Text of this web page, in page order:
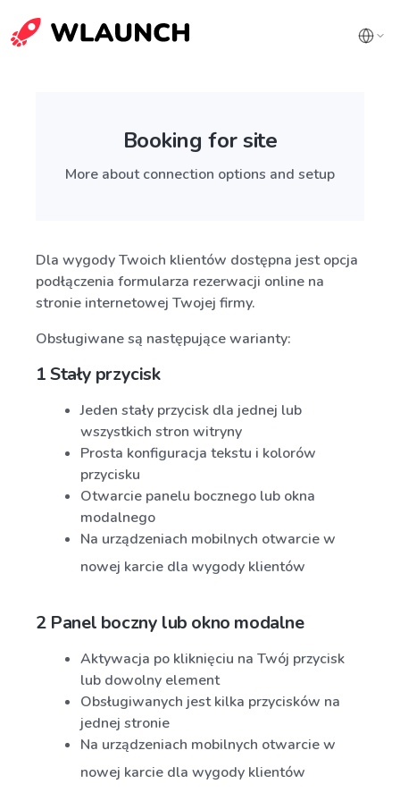
Booking for site
More about connection options and setup
Dla wygody Twoich klientów dostępna jest opcja
podłączenia formularza rezerwacji online na
stronie internetowej Twojej firmy.
Obsługiwane są następujące warianty:
1 Stały przycisk
Jeden stały przycisk dla jednej lub
wszystkich stron witryny
Prosta konfiguracja tekstu i kolorów
przycisku
Otwarcie panelu bocznego lub okna
modalnego
Na urządzeniach mobilnych otwarcie w
nowej karcie dla wygody klientów
2 Panel boczny lub okno modalne
Aktywacja po kliknięciu na Twój przycisk
lub dowolny element
Obsługiwanych jest kilka przycisków na
jednej stronie
Na urządzeniach mobilnych otwarcie w
nowej karcie dla wygody klientów